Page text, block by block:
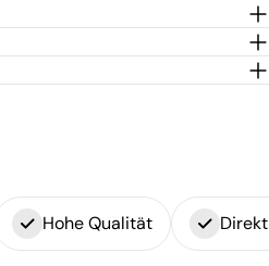
Hohe Qualität